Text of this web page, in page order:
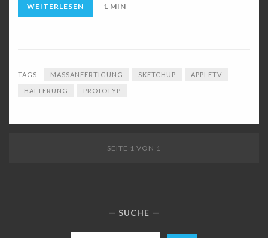
WEITERLESEN 1 MIN
TAGS: MASSANFERTIGUNG SKETCHUP APPLETV
HALTERUNG PROTOTYP
SEITE 1 VON 1
SUCHE